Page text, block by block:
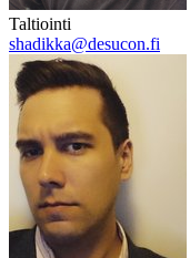
Taltiointi
shadikka@desucon.fi